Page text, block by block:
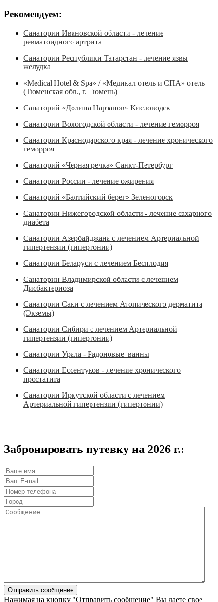
Рекомендуем:
Санатории Ивановской области - лечение
ревматоидного артрита
Санатории Республики Татарстан - лечение язвы
желудка
«Medical Hotel & Spa» / «Медикал отель и СПА» отель
(Тюменская обл., г. Тюмень)
Санаторий «Долина Нарзанов» Кисловодск
Санатории Вологодской области - лечение геморроя
Санатории Краснодарского края - лечение хронического
геморроя
Санаторий «Черная речка» Санкт-Петербург
Санатории России - лечение ожирения
Санаторий «Балтийский берег» Зеленогорск
Санатории Нижегородской области - лечение сахарного
диабета
Санатории Азербайджана с лечением Артериальной
гипертензии (гипертонии)
Санатории Беларуси с лечением Бесплодия
Санатории Владимирской области с лечением
Дисбактериоза
Санатории Саки с лечением Атопического дерматита
(Экземы)
Санатории Сибири с лечением Артериальной
гипертензии (гипертонии)
Санатории Урала - Радоновые ванны
Санатории Ессентуков - лечение хронического
простатита
Санатории Иркутской области с лечением
Артериальной гипертензии (гипертонии)
Забронировать путевку на 2026 г.:
Нажимая на кнопку "Отправить сообщение" Вы даете свое